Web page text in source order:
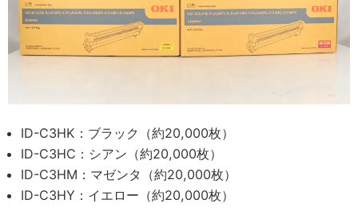
ID-C3HK：ブラック（約20,000枚）
ID-C3HC：シアン（約20,000枚）
ID-C3HM：マゼンタ（約20,000枚）
ID-C3HY：イエロー（約20,000枚）